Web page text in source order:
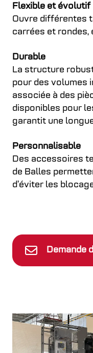
Flexible et évolutif
Ouvre différentes
carrées et rondes,
Durable
La structure
pour des volumes
associée à des
disponibles pour
garantit une
Personnalisable
Des accessoires
de Balles
d’éviter les
Demande